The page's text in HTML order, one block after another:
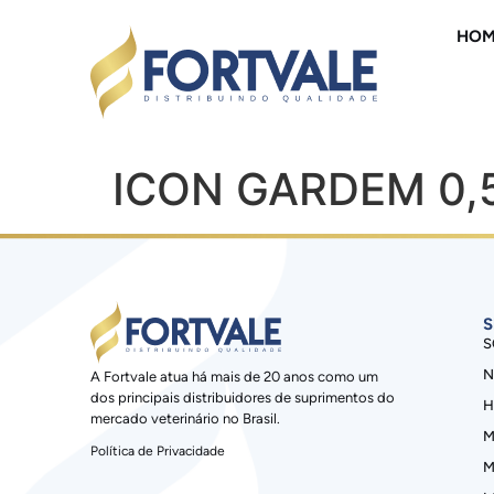
ICON GARDEM
A Fortvale atua há mais de 20 anos como um
dos principais distribuidores de suprimentos do
mercado veterinário no Brasil.
Política de Privacidade